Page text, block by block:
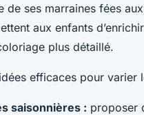
de ses marraines fées
aux enfants
plus détaillé.
efficaces pour
saisonnières : proposer